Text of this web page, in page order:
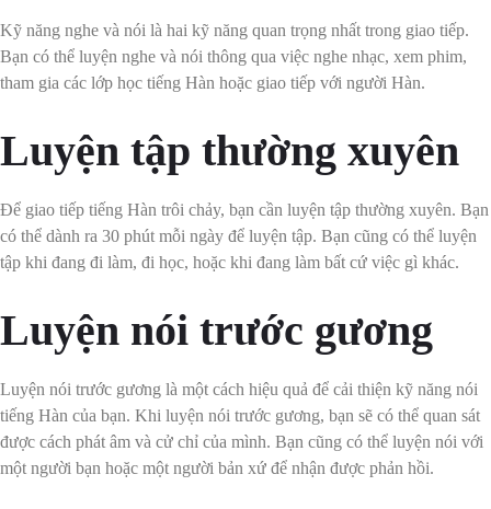
Kỹ năng nghe và nói là hai kỹ năng quan trọng nhất trong giao tiếp.
Bạn có thể luyện nghe và nói thông qua việc nghe nhạc, xem phim,
tham gia các lớp học tiếng Hàn hoặc giao tiếp với người Hàn.
Luyện tập thường xuyên
Để giao tiếp tiếng Hàn trôi chảy, bạn cần luyện tập thường xuyên. Bạn
có thể dành ra 30 phút mỗi ngày để luyện tập. Bạn cũng có thể luyện
tập khi đang đi làm, đi học, hoặc khi đang làm bất cứ việc gì khác.
Luyện nói trước gương
Luyện nói trước gương là một cách hiệu quả để cải thiện kỹ năng nói
tiếng Hàn của bạn. Khi luyện nói trước gương, bạn sẽ có thể quan sát
được cách phát âm và cử chỉ của mình. Bạn cũng có thể luyện nói với
một người bạn hoặc một người bản xứ để nhận được phản hồi.